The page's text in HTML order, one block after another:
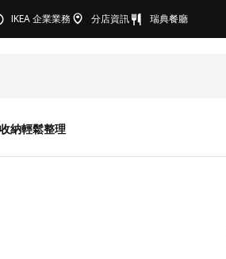
IKEA 企業業務 分店資訊 瑞典餐廳
納輕鬆整理